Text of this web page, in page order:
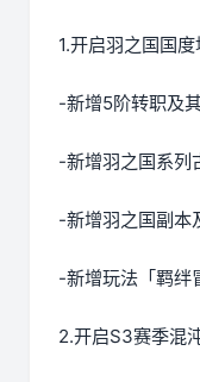
1.开启羽之国国度
-新增5阶转职及
-新增羽之国系列
-新增羽之国副本
-新增玩法「羁绊
2.开启S3赛季混